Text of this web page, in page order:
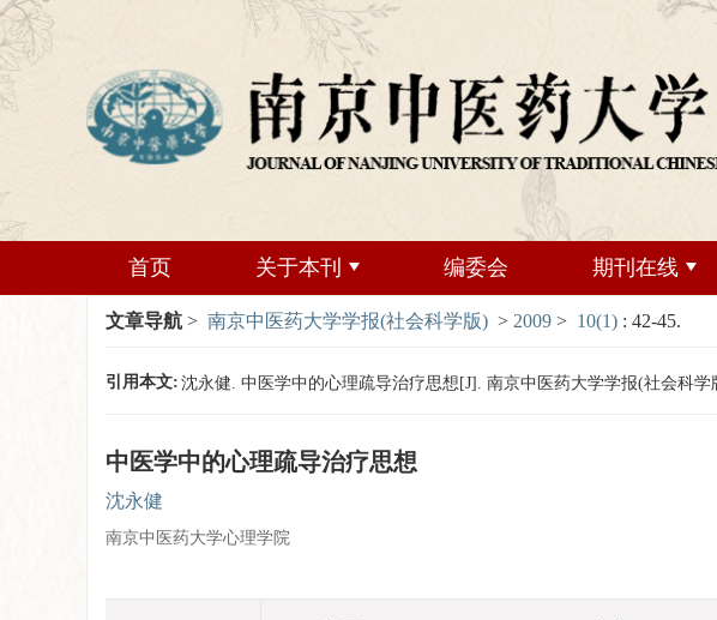
首页 关于本刊 编委会 期刊在线
文章导航 > 南京中医药大学学报(社会科学版) > 2009 > 10(1) : 42-45.
引用本文: 沈永健. 中医学中的心理疏导治疗思想[J]. 南京中医药大学学报(社会科学
中医学中的心理疏导治疗思想
沈永健
南京中医药大学心理学院